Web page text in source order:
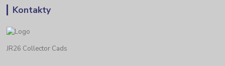
Kontakty
JR26 Collector Cads